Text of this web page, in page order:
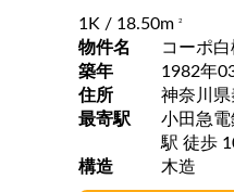
1K / 18.50m 2
物件名
コーポ
築年
1982年
住所
神奈川県
最寄駅
小田急
駅
構造
木造